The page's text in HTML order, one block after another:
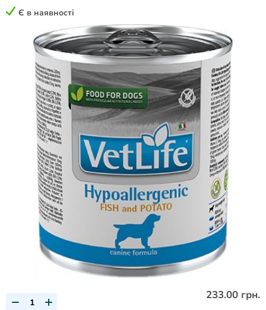
Є в наявності
233.00 грн.